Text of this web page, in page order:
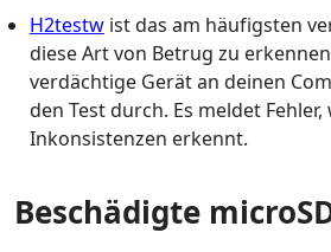
H2testwist das am häufigsten
diese Art von Betrug zu
verdächtige Gerät an deinen
den Test durch. Es meldet Fehler,
Inkonsistenzen erkennt.
Beschädigte